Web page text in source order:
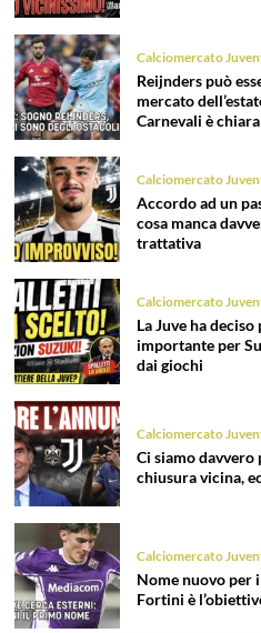
Calciomercato
Reijnders può
mercato
Carnevali è chiara
Calciomercato
Accordo ad un
cosa manca
trattativa
Calciomercato
La Juve ha
importante per
dai giochi
Calciomercato
Ci siamo
chiusura vicina,
Calciomercato
Nome nuovo per
Fortini è